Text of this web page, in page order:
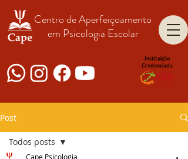
Centro de Aperfeiçoamento
em Psicologia Escolar
Instituição
Credenciada
Post
Todos posts
Cape Psicologia